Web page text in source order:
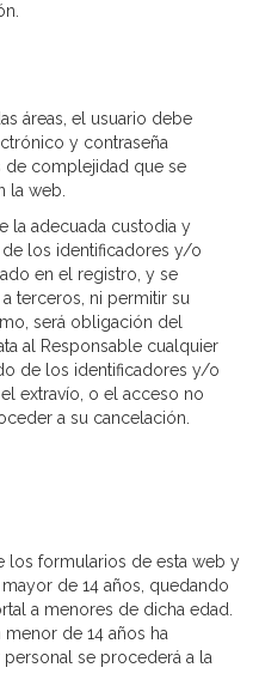
áreas, el usuario debe
y contraseña
de complejidad que se
la web.
la adecuada custodia y
los identificadores y/o
en el registro, y se
terceros, ni permitir su
será obligación del
al Responsable cualquier
de los identificadores y/o
extravío, o el acceso no
a su cancelación.
los formularios de esta web y
de 14 años, quedando
a menores de dicha edad.
de 14 años ha
se procederá a la